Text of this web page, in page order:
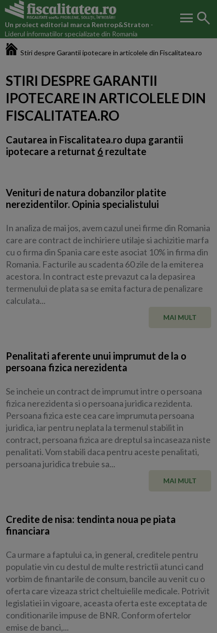
Un proiect editorial marca Rentrop&Straton -
Liderul informatiilor specializate din Romania
menu search
Stiri despre Garantii ipotecare in articolele din Fiscalitatea.ro
STIRI DESPRE GARANTII
IPOTECARE IN ARTICOLELE DIN
FISCALITATEA.RO
Cautarea in Fiscalitatea.ro dupa garantii
ipotecare a returnat 6 rezultate
Venituri de natura dobanzilor platite
nerezidentilor. Opinia specialistului
In analiza de mai jos, avem cazul unei firme din Romania
care are contract de inchiriere utilaje si achizitie marfa
cu o firma din Spania care este asociat 10% in firma din
Romania. Facturile au scadenta 60 zile de la emiterea
acestora. In contract este prevazut ca la depasirea
termenului de plata sa se emita factura de penalizare
calculata...
MAI MULT
Penalitati aferente unui imprumut de la o
persoana fizica nerezidenta
Se incheie un contract de imprumut intre o persoana
fizica nerezidenta si o persoana juridica rezidenta.
Persoana fizica este cea care imprumuta persoana
juridica, iar pentru neplata la termenul stabilit in
contract, persoana fizica are dreptul sa incaseaza niste
penalitati. Vom stabili daca pentru aceste penalitati,
persoana juridica trebuie sa...
MAI MULT
Credite de nisa: tendinta noua pe piata
financiara
Ca urmare a faptului ca, in general, creditele pentru
populatie vin cu destul de multe restrictii atunci cand
vorbim de finantarile de consum, bancile au venit cu o
oferta care vizeaza strict cheltuielile medicale. Potrivit
legislatiei in vigoare, aceasta oferta este exceptata de
conditionarile impuse de BNR. Conform ofertelor
emise de banci,...